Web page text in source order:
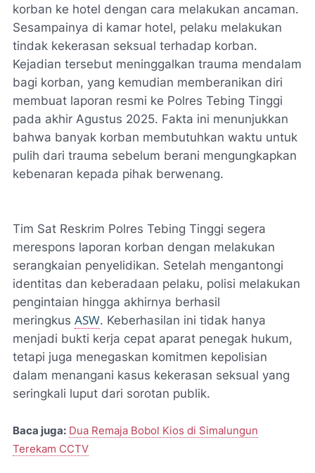
korban ke hotel dengan cara melakukan ancaman.
Sesampainya di kamar hotel, pelaku melakukan
tindak kekerasan seksual terhadap korban.
Kejadian tersebut meninggalkan trauma mendalam
bagi korban, yang kemudian memberanikan diri
membuat laporan resmi ke Polres Tebing Tinggi
pada akhir Agustus 2025. Fakta ini menunjukkan
bahwa banyak korban membutuhkan waktu untuk
pulih dari trauma sebelum berani mengungkapkan
kebenaran kepada pihak berwenang.
Tim Sat Reskrim Polres Tebing Tinggi segera
merespons laporan korban dengan melakukan
serangkaian penyelidikan. Setelah mengantongi
identitas dan keberadaan pelaku, polisi melakukan
pengintaian hingga akhirnya berhasil
meringkus ASW. Keberhasilan ini tidak hanya
menjadi bukti kerja cepat aparat penegak hukum,
tetapi juga menegaskan komitmen kepolisian
dalam menangani kasus kekerasan seksual yang
seringkali luput dari sorotan publik.
Baca juga: Dua Remaja Bobol Kios di Simalungun
Terekam CCTV